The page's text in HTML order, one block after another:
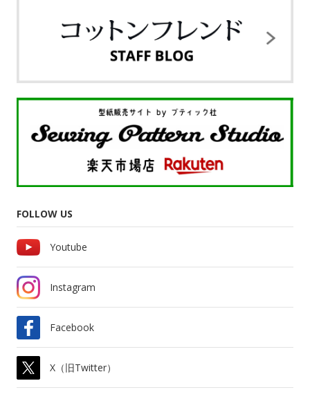
FOLLOW US
Youtube
Instagram
Facebook
X（旧Twitter）